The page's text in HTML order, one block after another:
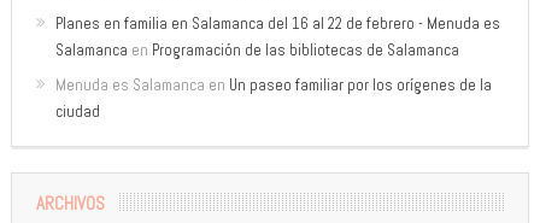
Planes en familia en Salamanca del 16 al 22 de febrero - Menuda es
Salamanca en Programación de las bibliotecas de Salamanca
Menuda es Salamanca en Un paseo familiar por los orígenes de la
ciudad
ARCHIVOS